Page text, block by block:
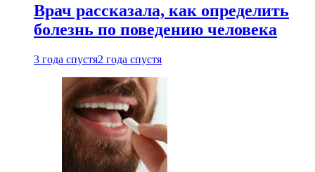
Врач рассказала, как определить
болезнь по поведению человека
3 года спустя2 года спустя